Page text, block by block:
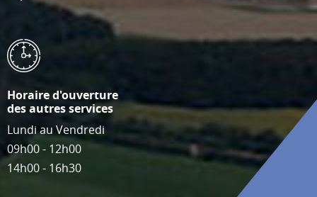
Horaire d'ouverture
des autres services
Lundi au Vendredi
09h00 - 12h00
14h00 - 16h30